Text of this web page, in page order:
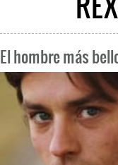
El hombre más